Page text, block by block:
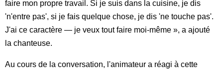
faire mon propre travail. Si je suis dans la cuisine, je dis
'n'entre pas', si je fais quelque chose, je dis 'ne touche pas'.
J'ai ce caractère — je veux tout faire moi-même », a ajouté
la chanteuse.
Au cours de la conversation, l'animateur a réagi à cette